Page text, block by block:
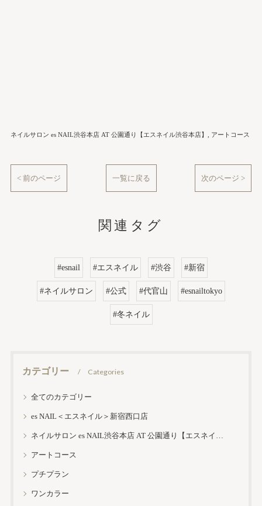
ネイルサロン es NAIL渋谷本店 AT 公園通り【エスネイル渋谷本店】 アートコース
< 前のページ 一覧に戻る 次のページ >
関連タグ
#esnail #エスネイル #渋谷 #新宿
#ネイルサロン #公式 #代官山 #esnailtokyo
#冬ネイル
カテゴリー Categories
全てのカテゴリー
es NAIL＜エスネイル＞新宿西口店
ネイルサロン es NAIL渋谷本店 AT 公園通り【エスネイル渋谷本店】
アートコース
プチプラン
ワンカラー